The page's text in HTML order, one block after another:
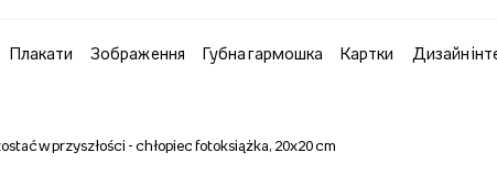
Плакати Зображення Губна гармошка Картки Дизайн
w przyszłości - chłopiec fotoksiążka, 20x20 cm